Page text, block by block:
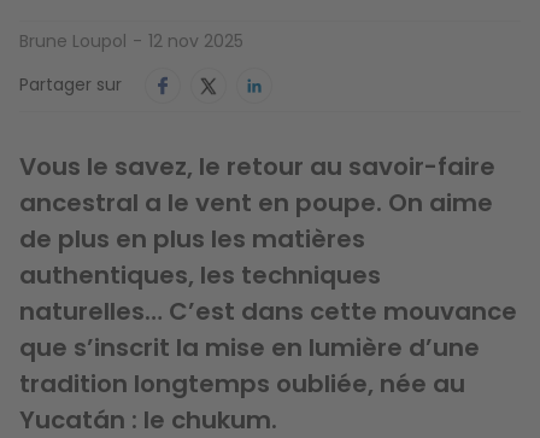
Brune Loupol
12 nov 2025
Partager sur
Vous le savez, le retour au savoir-faire
ancestral a le vent en poupe. On aime
de plus en plus les matières
authentiques, les techniques
naturelles… C’est dans cette mouvance
que s’inscrit la mise en lumière d’une
tradition longtemps oubliée, née au
Yucatán : le chukum.